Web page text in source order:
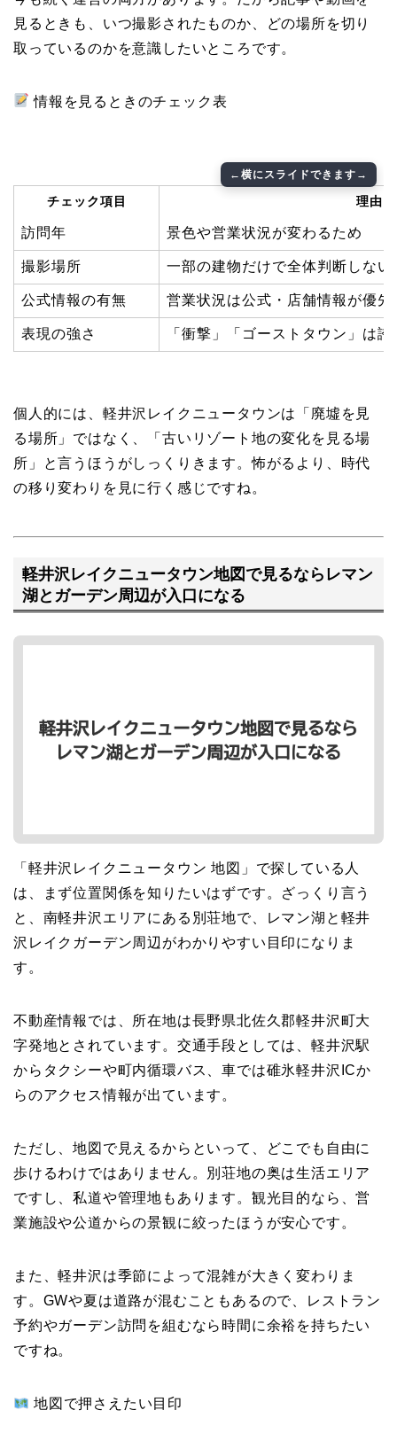
見るときも、いつ撮影されたものか、どの場所を切り
取っているのかを意識したいところです。
情報を見るときのチェック表
チェック項目 理由
訪問年 景色や営業状況が変わるため
撮影場所 一部の建物だけで全体判断しない
公式情報の有無 営業状況は公式・店舗情報が優先
表現の強さ 「衝撃」「ゴーストタウン」は
個人的には、軽井沢レイクニュータウンは「廃墟を見
る場所」ではなく、「古いリゾート地の変化を見る場
所」と言うほうがしっくりきます。怖がるより、時代
の移り変わりを見に行く感じですね。
軽井沢レイクニュータウン地図で見るならレマン
湖とガーデン周辺が入口になる
「軽井沢レイクニュータウン 地図」で探している人
は、まず位置関係を知りたいはずです。ざっくり言う
と、南軽井沢エリアにある別荘地で、レマン湖と軽井
沢レイクガーデン周辺がわかりやすい目印になりま
す。
不動産情報では、所在地は長野県北佐久郡軽井沢町大
字発地とされています。交通手段としては、軽井沢駅
からタクシーや町内循環バス、車では碓氷軽井沢ICか
らのアクセス情報が出ています。
ただし、地図で見えるからといって、どこでも自由に
歩けるわけではありません。別荘地の奥は生活エリア
ですし、私道や管理地もあります。観光目的なら、営
業施設や公道からの景観に絞ったほうが安心です。
また、軽井沢は季節によって混雑が大きく変わりま
す。GWや夏は道路が混むこともあるので、レストラン
予約やガーデン訪問を組むなら時間に余裕を持ちたい
ですね。
地図で押さえたい目印